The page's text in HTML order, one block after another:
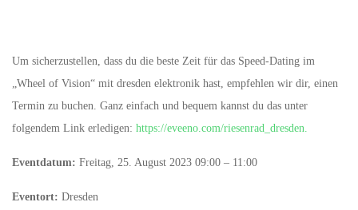
Um sicherzustellen, dass du die beste Zeit für das Speed-Dating im
„Wheel of Vision“ mit dresden elektronik hast, empfehlen wir dir, einen
Termin zu buchen. Ganz einfach und bequem kannst du das unter
folgendem Link erledigen: https://eveeno.com/riesenrad_dresden.
Eventdatum: Freitag, 25. August 2023 09:00 – 11:00
Eventort: Dresden